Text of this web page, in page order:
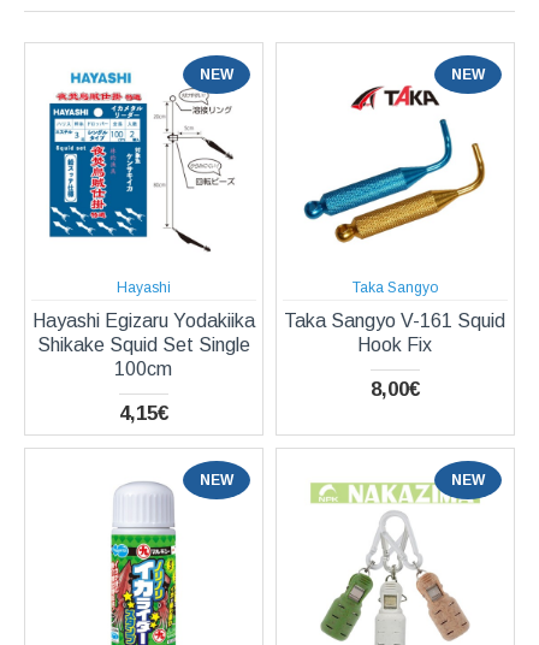
NEW
Hayashi
Hayashi Egizaru Yodakiika
Shikake Squid Set Single
100cm
4,15€
NEW
Taka Sangyo
Taka Sangyo V-161 Squid
Hook Fix
8,00€
NEW NEW